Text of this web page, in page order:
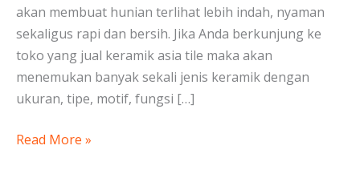
akan membuat hunian terlihat lebih indah, nyaman
sekaligus rapi dan bersih. Jika Anda berkunjung ke
toko yang jual keramik asia tile maka akan
menemukan banyak sekali jenis keramik dengan
ukuran, tipe, motif, fungsi […]
Read More »